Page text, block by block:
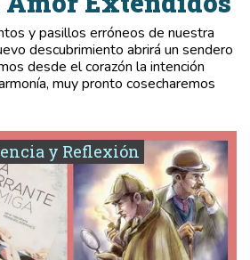
y pasillos erróneos de nuestra
descubrimiento abrirá un sendero
desde el corazón la intención
muy pronto cosecharemos
y Reflexión